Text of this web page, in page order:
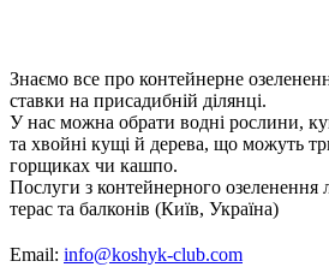
Знаємо все про контейнерне
ставки на присадибній ділянці.
У нас можна обрати водні рослини,
та хвойні кущі й дерева, що можуть
горщиках чи кашпо.
Послуги з контейнерного озеленення
терас та балконів (Київ, Україна)
Email: info@koshyk-club.com